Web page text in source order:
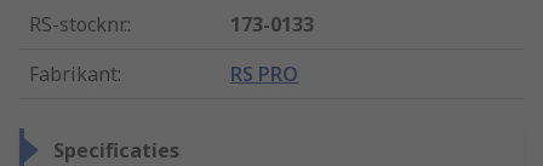
RS-stocknr.:
173-0133
Fabrikant: RS PRO
Specificaties